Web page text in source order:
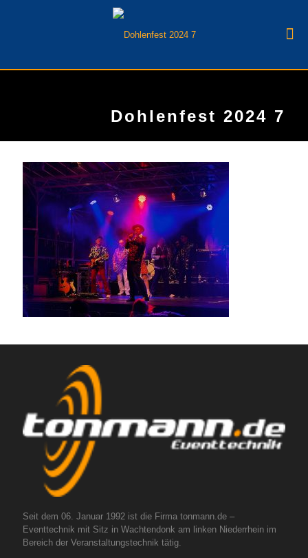
Dohlenfest 2024 7
Seit dem 06. Januar 1992 ist die Firma tonmann.de –
Eventtechnik mit Sitz in Wachtendonk am linken Niederrhein im
Bereich der Veranstaltungstechnik tätig.